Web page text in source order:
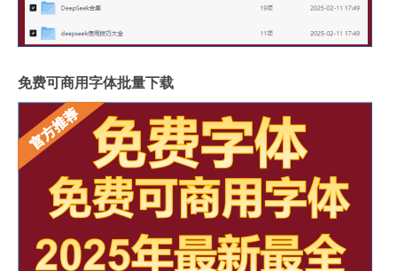
免费可商用字体批量下载